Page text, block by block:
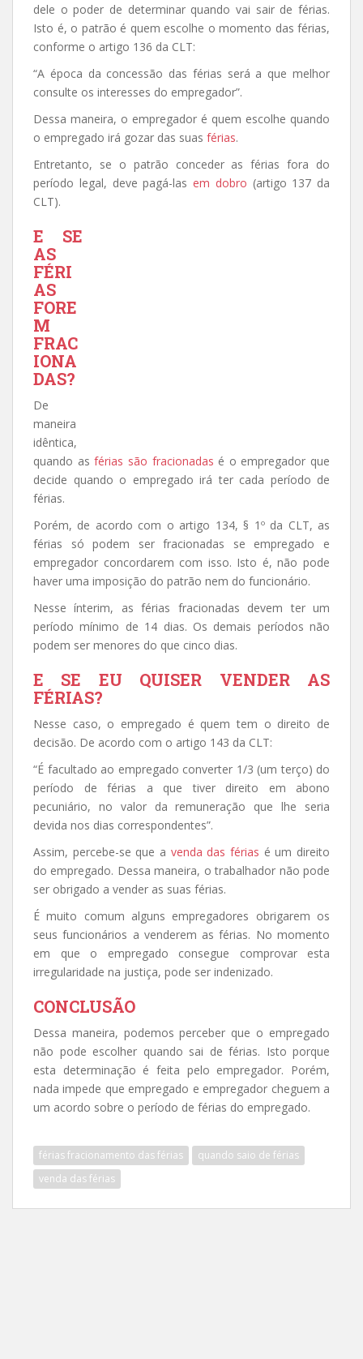
dele o poder de determinar quando vai sair de férias.
Isto é, o patrão é quem escolhe o momento das férias,
conforme o artigo 136 da CLT:
“A época da concessão das férias será a que melhor
consulte os interesses do empregador”.
Dessa maneira, o empregador é quem escolhe quando
o empregado irá gozar das suas férias.
Entretanto, se o patrão conceder as férias fora do
período legal, deve pagá-las em dobro (artigo 137 da
CLT).
E SE
AS
FÉRI
AS
FORE
M
FRAC
IONA
DAS?
De
maneira
idêntica,
quando asférias são fracionadas é o empregador que
decide quando o empregado irá ter cada período de
férias.
Porém, de acordo com o artigo 134, § 1º da CLT, as
férias só podem ser fracionadas se empregado e
empregador concordarem com isso. Isto é, não pode
haver uma imposição do patrão nem do funcionário.
Nesse ínterim, as férias fracionadas devem ter um
período mínimo de 14 dias. Os demais períodos não
podem ser menores do que cinco dias.
E SE EU QUISER VENDER AS
FÉRIAS?
Nesse caso, o empregado é quem tem o direito de
decisão. De acordo com o artigo 143 da CLT:
“É facultado ao empregado converter 1/3 (um terço) do
período de férias a que tiver direito em abono
pecuniário, no valor da remuneração que lhe seria
devida nos dias correspondentes”.
Assim, percebe-se que a venda das férias é um direito
do empregado. Dessa maneira, o trabalhador não pode
ser obrigado a vender as suas férias.
É muito comum alguns empregadores obrigarem os
seus funcionários a venderem as férias. No momento
em que o empregado consegue comprovar esta
irregularidade na justiça, pode ser indenizado.
CONCLUSÃO
Dessa maneira, podemos perceber que o empregado
não pode escolher quando sai de férias. Isto porque
esta determinação é feita pelo empregador. Porém,
nada impede que empregado e empregador cheguem a
um acordo sobre o período de férias do empregado.
férias fracionamento das férias
quando saio de férias
venda das férias